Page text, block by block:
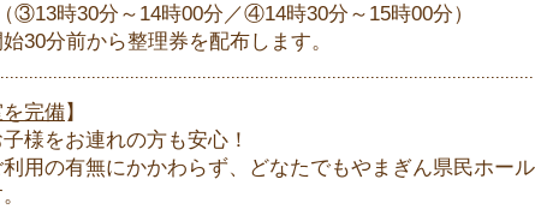
③13時30分～14時00分／④14時30分～15時00分）
30分前から整理券を配布します。
完備】
様をお連れの方も安心！
用の有無にかかわらず、どなたでもやまぎん県民ホー